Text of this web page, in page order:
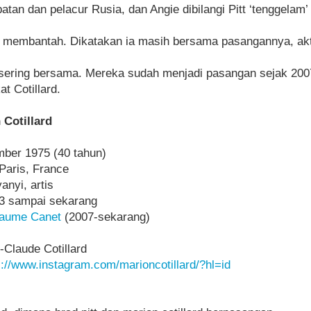
dan pelacur Rusia, dan Angie dibilangi Pitt
Dikatakan ia masih bersama pasangannya,
bersama. Mereka sudah menjadi pasangan sejak
Cotillard.
Cotillard
1975 (40 tahun)
France
artis
sampai sekarang
Canet (2007-sekarang)
Cotillard
www.instagram.com/marioncotillard/?hl=id